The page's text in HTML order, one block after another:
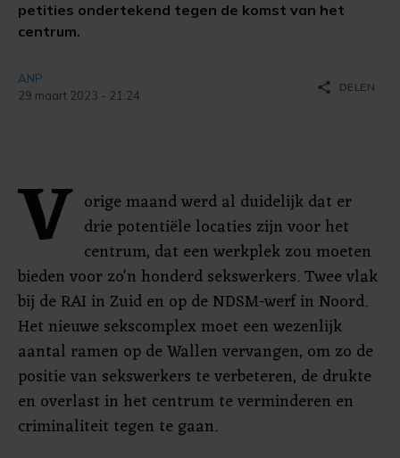
petities ondertekend tegen de komst van het
centrum.
ANP
29 maart 2023 - 21:24
share DELEN
V orige maand werd al duidelijk dat er
drie potentiële locaties zijn voor het
centrum, dat een werkplek zou moeten
bieden voor zo'n honderd sekswerkers. Twee vlak
bij de RAI in Zuid en op de NDSM-werf in Noord.
Het nieuwe sekscomplex moet een wezenlijk
aantal ramen op de Wallen vervangen, om zo de
positie van sekswerkers te verbeteren, de drukte
en overlast in het centrum te verminderen en
criminaliteit tegen te gaan.